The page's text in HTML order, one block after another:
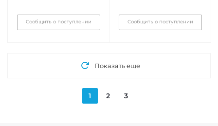
Сообщить о поступлении Сообщить о поступлении
Показать еще
1 2 3